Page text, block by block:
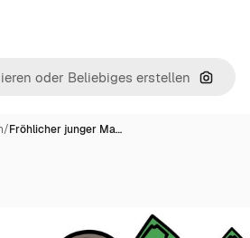
Nach
/Fröhlicher junger Ma…